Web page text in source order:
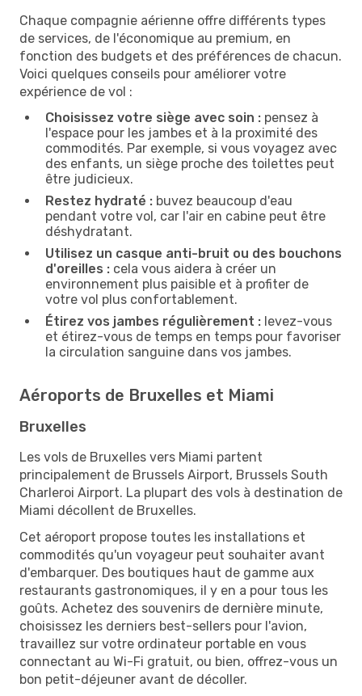
Chaque compagnie aérienne offre différents types
de services, de l'économique au premium, en
fonction des budgets et des préférences de chacun.
Voici quelques conseils pour améliorer votre
expérience de vol :
Choisissez votre siège avec soin : pensez à
l'espace pour les jambes et à la proximité des
commodités. Par exemple, si vous voyagez avec
des enfants, un siège proche des toilettes peut
être judicieux.
Restez hydraté : buvez beaucoup d'eau
pendant votre vol, car l'air en cabine peut être
déshydratant.
Utilisez un casque anti-bruit ou des bouchons
d'oreilles : cela vous aidera à créer un
environnement plus paisible et à profiter de
votre vol plus confortablement.
Étirez vos jambes régulièrement : levez-vous
et étirez-vous de temps en temps pour favoriser
la circulation sanguine dans vos jambes.
Aéroports de Bruxelles et Miami
Bruxelles
Les vols de Bruxelles vers Miami partent
principalement de Brussels Airport, Brussels South
Charleroi Airport. La plupart des vols à destination de
Miami décollent de Bruxelles.
Cet aéroport propose toutes les installations et
commodités qu'un voyageur peut souhaiter avant
d'embarquer. Des boutiques haut de gamme aux
restaurants gastronomiques, il y en a pour tous les
goûts. Achetez des souvenirs de dernière minute,
choisissez les derniers best-sellers pour l'avion,
travaillez sur votre ordinateur portable en vous
connectant au Wi-Fi gratuit, ou bien, offrez-vous un
bon petit-déjeuner avant de décoller.